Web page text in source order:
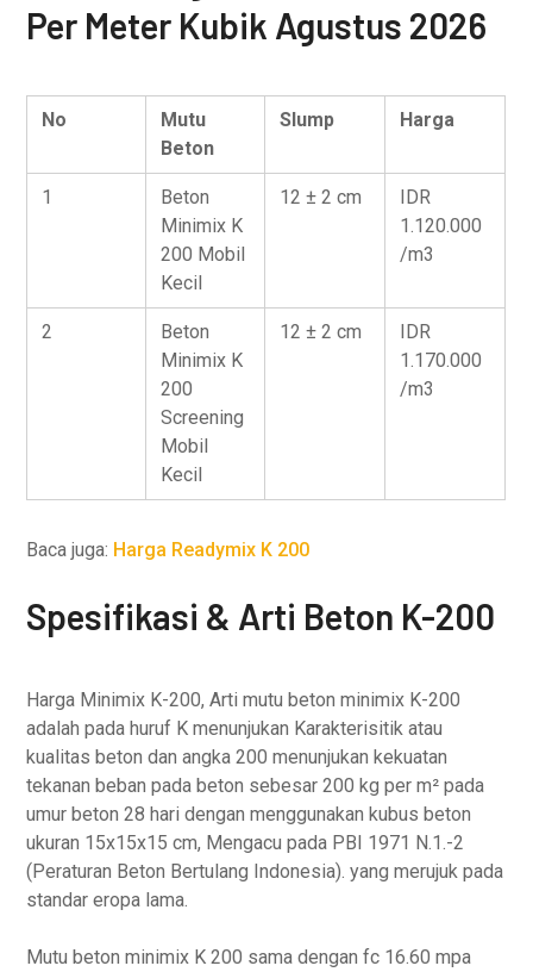
Per Meter Kubik Agustus 2026
No
Mutu
Beton
Slump Harga
1
Beton
Minimix K
200 Mobil
Kecil
12 ± 2 cm
IDR
1.120.000
/m3
2
Beton
Minimix K
200
Screening
Mobil
Kecil
12 ± 2 cm
IDR
1.170.000
/m3
Baca juga: Harga Readymix K 200
Spesifikasi & Arti Beton K-200
Harga Minimix K-200, Arti mutu beton minimix K-200
adalah pada huruf K menunjukan Karakterisitik atau
kualitas beton dan angka 200 menunjukan kekuatan
tekanan beban pada beton sebesar 200 kg per m² pada
umur beton 28 hari dengan menggunakan kubus beton
ukuran 15x15x15 cm, Mengacu pada PBI 1971 N.1.-2
(Peraturan Beton Bertulang Indonesia). yang merujuk pada
standar eropa lama.
Mutu beton minimix K 200 sama dengan fc 16.60 mpa